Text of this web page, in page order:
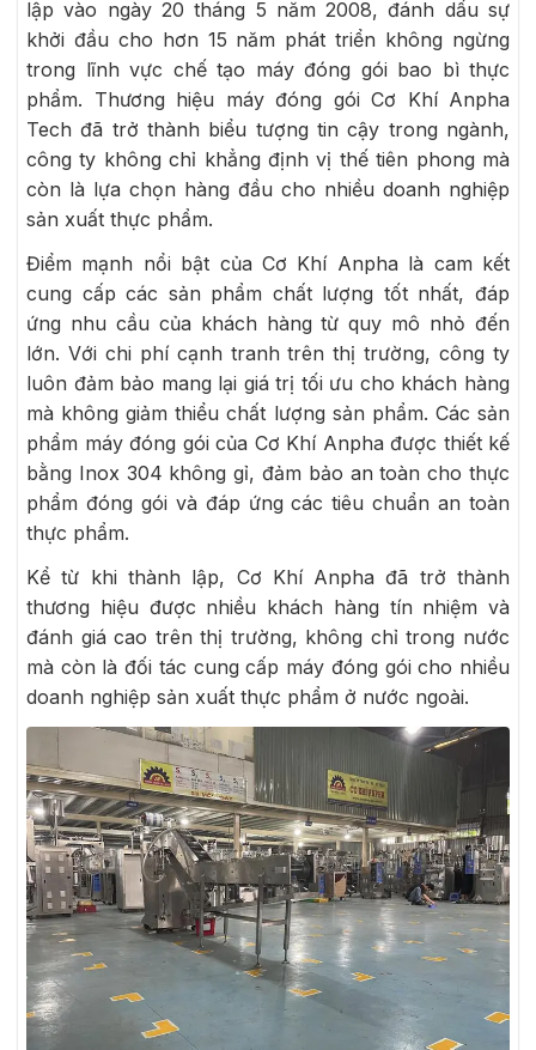
lập vào ngày 20 tháng 5 năm 2008, đánh dấu sự
khởi đầu cho hơn 15 năm phát triển không ngừng
trong lĩnh vực chế tạo máy đóng gói bao bì thực
phẩm. Thương hiệu máy đóng gói Cơ Khí Anpha
Tech đã trở thành biểu tượng tin cậy trong ngành,
công ty không chỉ khẳng định vị thế tiên phong mà
còn là lựa chọn hàng đầu cho nhiều doanh nghiệp
sản xuất thực phẩm.
Điểm mạnh nổi bật của Cơ Khí Anpha là cam kết
cung cấp các sản phẩm chất lượng tốt nhất, đáp
ứng nhu cầu của khách hàng từ quy mô nhỏ đến
lớn. Với chi phí cạnh tranh trên thị trường, công ty
luôn đảm bảo mang lại giá trị tối ưu cho khách hàng
mà không giảm thiểu chất lượng sản phẩm. Các sản
phẩm máy đóng gói của Cơ Khí Anpha được thiết kế
bằng Inox 304 không gỉ, đảm bảo an toàn cho thực
phẩm đóng gói và đáp ứng các tiêu chuẩn an toàn
thực phẩm.
Kể từ khi thành lập, Cơ Khí Anpha đã trở thành
thương hiệu được nhiều khách hàng tín nhiệm và
đánh giá cao trên thị trường, không chỉ trong nước
mà còn là đối tác cung cấp máy đóng gói cho nhiều
doanh nghiệp sản xuất thực phẩm ở nước ngoài.